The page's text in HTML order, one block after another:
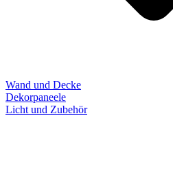
Wand und Decke
Dekorpaneele
Licht und Zubehör